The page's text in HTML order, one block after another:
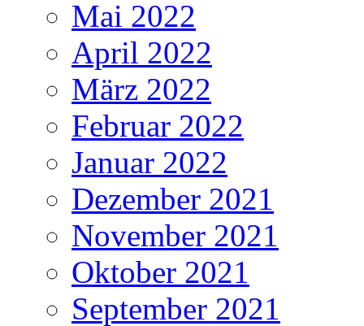
Mai 2022
April 2022
März 2022
Februar 2022
Januar 2022
Dezember 2021
November 2021
Oktober 2021
September 2021